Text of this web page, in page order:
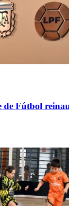
de Fútbol